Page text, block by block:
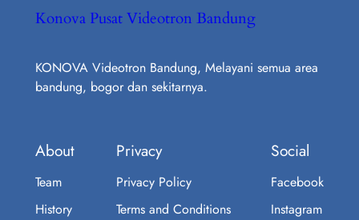
Konova Pusat Videotron Bandung
KONOVA Videotron Bandung, Melayani semua area
bandung, bogor dan sekitarnya.
About
Team
History
Privacy
Privacy Policy
Terms and Conditions
Social
Facebook
Instagram